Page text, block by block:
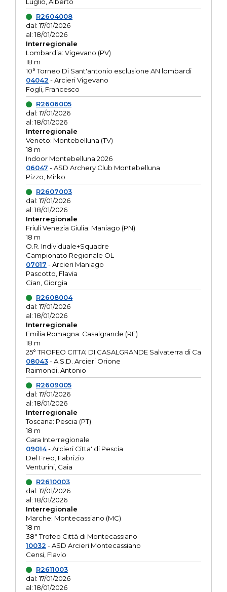
R2604008
dal: 17/01/2026
al: 18/01/2026
Interregionale
Lombardia: Vigevano (PV)
18 m
10° Torneo Di Sant'antonio esclusione AN lombardi
04042 - Arcieri Vigevano
Fogli, Francesco
R2606005
dal: 17/01/2026
al: 18/01/2026
Interregionale
Veneto: Montebelluna (TV)
18 m
Indoor Montebelluna 2026
06047 - ASD Archery Club Montebelluna
Pizzo, Mirko
R2607003
dal: 17/01/2026
al: 18/01/2026
Interregionale
Friuli Venezia Giulia: Maniago (PN)
18 m
O.R. Individuale+Squadre
Campionato Regionale OL
07017 - Arcieri Maniago
Pascotto, Flavia
Cian, Giorgia
R2608004
dal: 17/01/2026
al: 18/01/2026
Interregionale
Emilia Romagna: Casalgrande (RE)
18 m
25° TROFEO CITTA' DI CASALGRANDE Salvaterra di Ca
08043- A.S.D. Arcieri Orione
Raimondi, Antonio
R2609005
dal: 17/01/2026
al: 18/01/2026
Interregionale
Toscana: Pescia (PT)
18 m
Gara Interregionale
09014- Arcieri Citta' di Pescia
Del Freo, Fabrizio
Venturini, Gaia
R2610003
dal: 17/01/2026
al: 18/01/2026
Interregionale
Marche: Montecassiano (MC)
18 m
38° Trofeo Città di Montecassiano
10032 - ASD Arcieri Montecassiano
Censi, Flavio
R2611003
dal: 17/01/2026
al: 18/01/2026